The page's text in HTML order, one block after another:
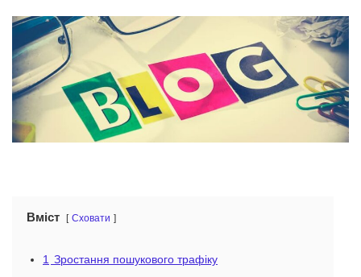
Вміст Сховати
1 Зростання пошукового трафіку